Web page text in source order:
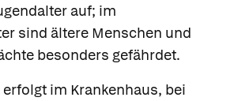
auf; im
sind ältere Menschen und
besonders gefährdet.
im Krankenhaus, bei